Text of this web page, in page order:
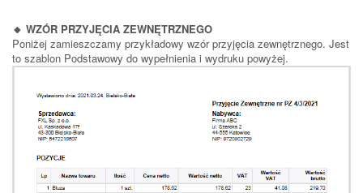
🔸 WZÓR PRZYJĘCIA ZEWNĘTRZNEGO
Poniżej zamieszczamy przykładowy wzór przyjęcia zewnętrznego. Jest
to szablon Podstawowy do wypełnienia i wydruku powyżej.